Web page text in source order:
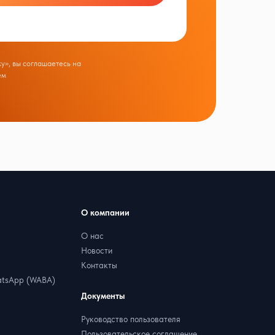
вы соглашаетесь на
(WABA)
О компании
О нас
Новости
Контакты
Документы
Руководство пользователя